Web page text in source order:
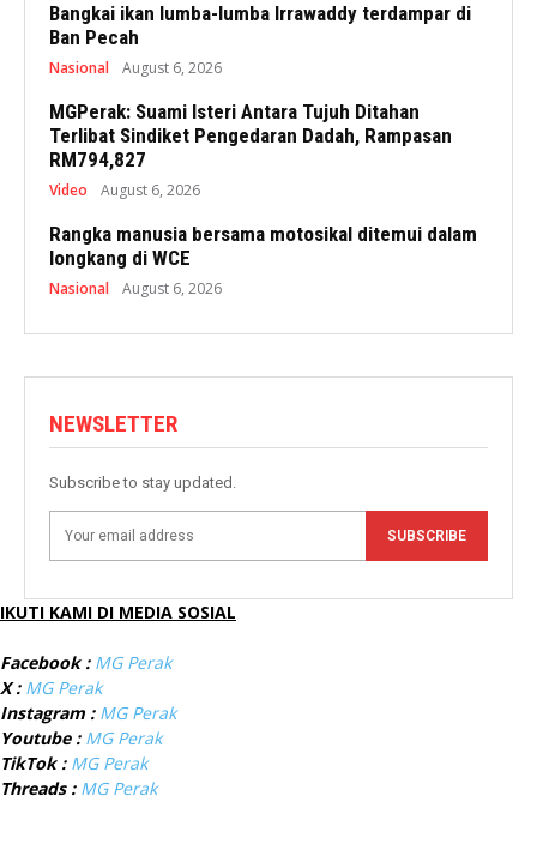
Bangkai ikan lumba-lumba Irrawaddy terdampar di
Ban Pecah
Nasional August 6, 2026
MGPerak: Suami Isteri Antara Tujuh Ditahan
Terlibat Sindiket Pengedaran Dadah, Rampasan
RM794,827
Video August 6, 2026
Rangka manusia bersama motosikal ditemui dalam
longkang di WCE
Nasional August 6, 2026
NEWSLETTER
Subscribe to stay updated.
SUBSCRIBE
IKUTI KAMI DI MEDIA SOSIAL
Facebook : MG Perak
X : MG Perak
Instagram : MG Perak
Youtube : MG Perak
TikTok : MG Perak
Threads : MG Perak